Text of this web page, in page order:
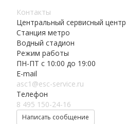
Контакты
Центральный сервисный центр
Станция метро
Водный стадион
Режим работы
ПН-ПТ с 10:00 до 19:00
E-mail
asc1@esc-service.ru
Телефон
8 495 150-24-16
Написать сообщение